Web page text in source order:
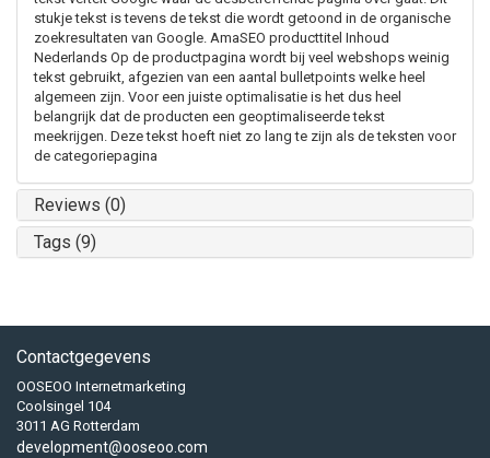
stukje tekst is tevens de tekst die wordt getoond in de organische
zoekresultaten van Google. AmaSEO producttitel Inhoud
Nederlands Op de productpagina wordt bij veel webshops weinig
tekst gebruikt, afgezien van een aantal bulletpoints welke heel
algemeen zijn. Voor een juiste optimalisatie is het dus heel
belangrijk dat de producten een geoptimaliseerde tekst
meekrijgen. Deze tekst hoeft niet zo lang te zijn als de teksten voor
de categoriepagina
Reviews (0)
Tags (9)
Contactgegevens
OOSEOO Internetmarketing
Coolsingel 104
3011 AG Rotterdam
development@ooseoo.com